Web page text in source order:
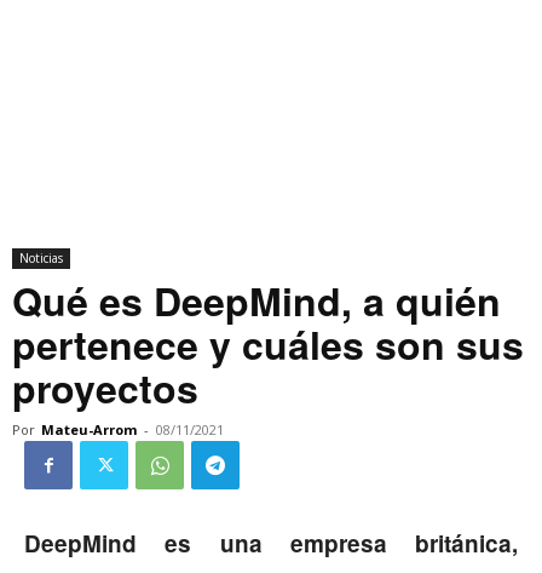
Noticias
Qué es DeepMind, a quién
pertenece y cuáles son sus
proyectos
Por Mateu-Arrom - 08/11/2021
DeepMind es una empresa británica,